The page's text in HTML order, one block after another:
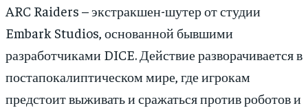
ARC Raiders – экстракшен-шутер от студии
Embark Studios, основанной бывшими
разработчиками DICE. Действие разворачивается в
постапокалиптическом мире, где игрокам
предстоит выживать и сражаться против роботов и